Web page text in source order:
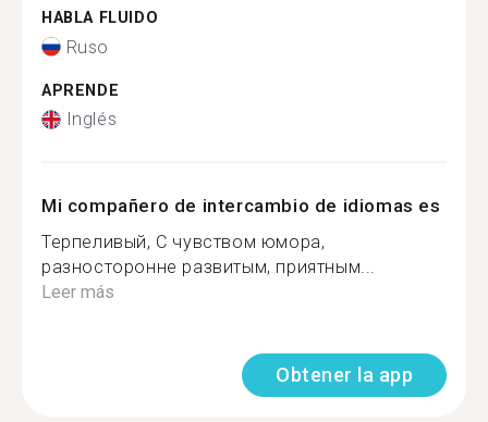
HABLA FLUIDO
Ruso
APRENDE
Inglés
Mi compañero de intercambio de idiomas es
Терпеливый, С чувством юмора,
разносторонне развитым, приятным...
Leer más
Obtener la app